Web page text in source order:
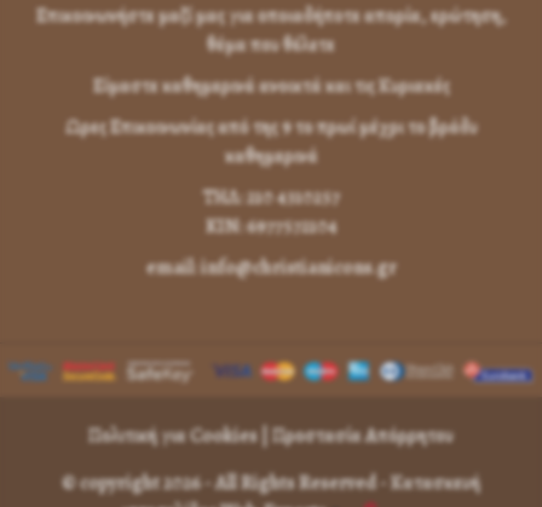
Επικοινωνήστε μαζί μας για οποιαδήποτε απορία, ερώτηση,
θέμα που θέλετε
Είμαστε καθημερινά ανοικτά και τις Κυριακές
Ωρες Επικοινωνίας από της 9 το πρωί μέχρι το βράδυ
καθημερινά
ΤΗΛ: 210 4310257
KIN: 6977572104
email: info@christianicons.gr
Πολιτική για Cookies Προστασία Απόρρητου
© copyright 2026 - All Rights Reserved - Κατασκευή